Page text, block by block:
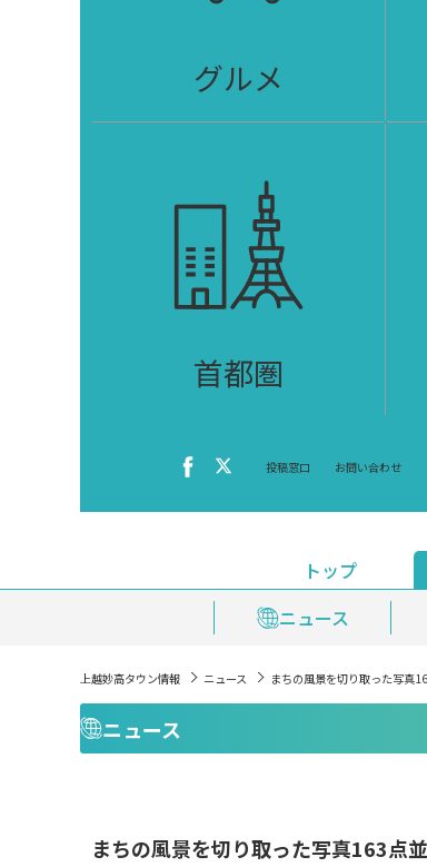
グルメ
首都圏
投稿窓口 お問い合わせ
トップ
ニュース
おくや
上越妙高タウン情報 ニュース まちの風景を切り取った写真
ニュース
まちの風景を切り取った写真163点